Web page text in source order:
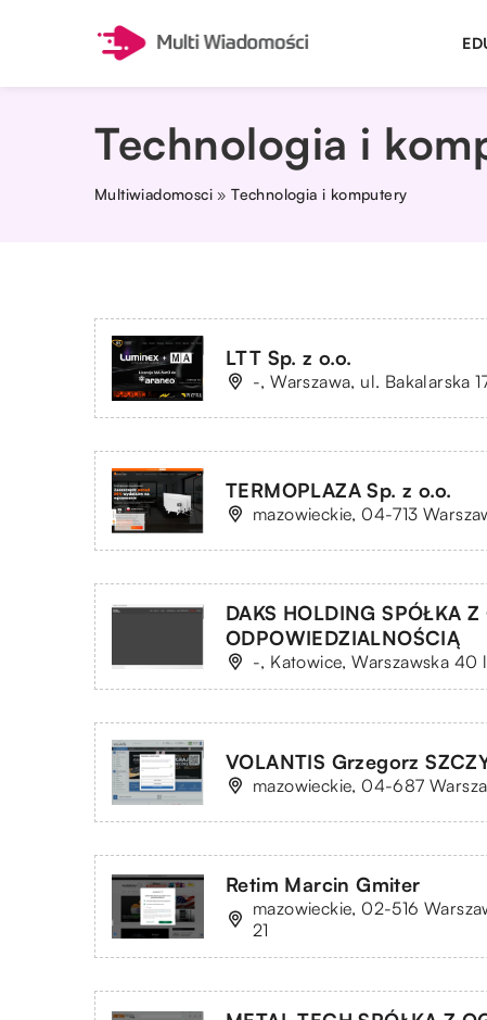
Technologia i
Multiwiadomosci »Technologia i komputery
LTT Sp. z o.o.
-, Warszawa, ul. Bakalarska
TERMOPLAZA Sp. z o.o.
mazowieckie, 04-713
DAKS HOLDING SPÓŁKA
ODPOWIEDZIALNOŚCIĄ
-, Katowice, Warszawska 40
VOLANTIS Grzegorz
mazowieckie, 04-687
Retim Marcin Gmiter
mazowieckie, 02-516
21